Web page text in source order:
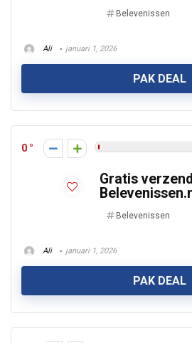
Belevenissen
Ali januari 1, 2026
PAK DEAL
0
Gratis
Belevenissen
Ali januari 1, 2026
PAK DEAL